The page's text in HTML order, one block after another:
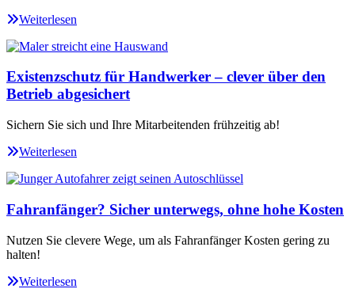
Weiterlesen
Existenzschutz für Handwerker – clever über den
Betrieb abgesichert
Sichern Sie sich und Ihre Mitarbeitenden frühzeitig ab!
Weiterlesen
Fahranfänger? Sicher unterwegs, ohne hohe Kosten
Nutzen Sie clevere Wege, um als Fahranfänger Kosten gering zu
halten!
Weiterlesen